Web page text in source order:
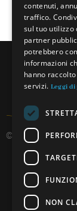
© 2026 Miniera
contenuti,
traffico.
sul tuo utilizzo
partner
potrebbero
informazioni
hanno
servizi. Leggi di
NON